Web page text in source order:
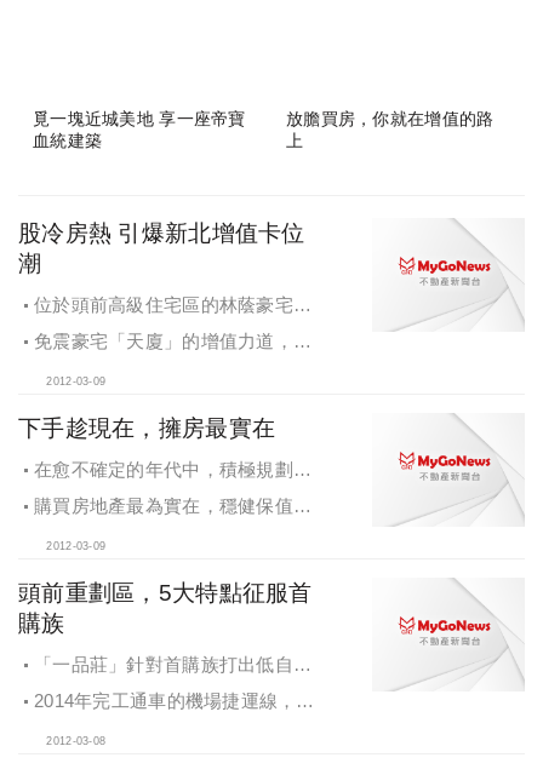
覓一塊近城美地 享一座帝寶
血統建築
放膽買房，你就在增值的路
上
股冷房熱 引爆新北增值卡位
潮
位於頭前高級住宅區的林蔭豪宅
「一品莊」享受緊鄰商業區與捷運之
免震豪宅「天廈」的增值力道，除
國際知名團隊P&T，為頂級生活加值
2012-03-09
下手趁現在，擁房最實在
在愈不確定的年代中，積極規劃、
創造未來資產，仍舊是人生加值的必
購買房地產最為實在，穩健保值，
2012-03-09
頭前重劃區，5大特點征服首
購族
「一品莊」針對首購族打出低自備
款及工程期零付款的優惠條件
2014年完工通車的機場捷運線，將
2012-03-08